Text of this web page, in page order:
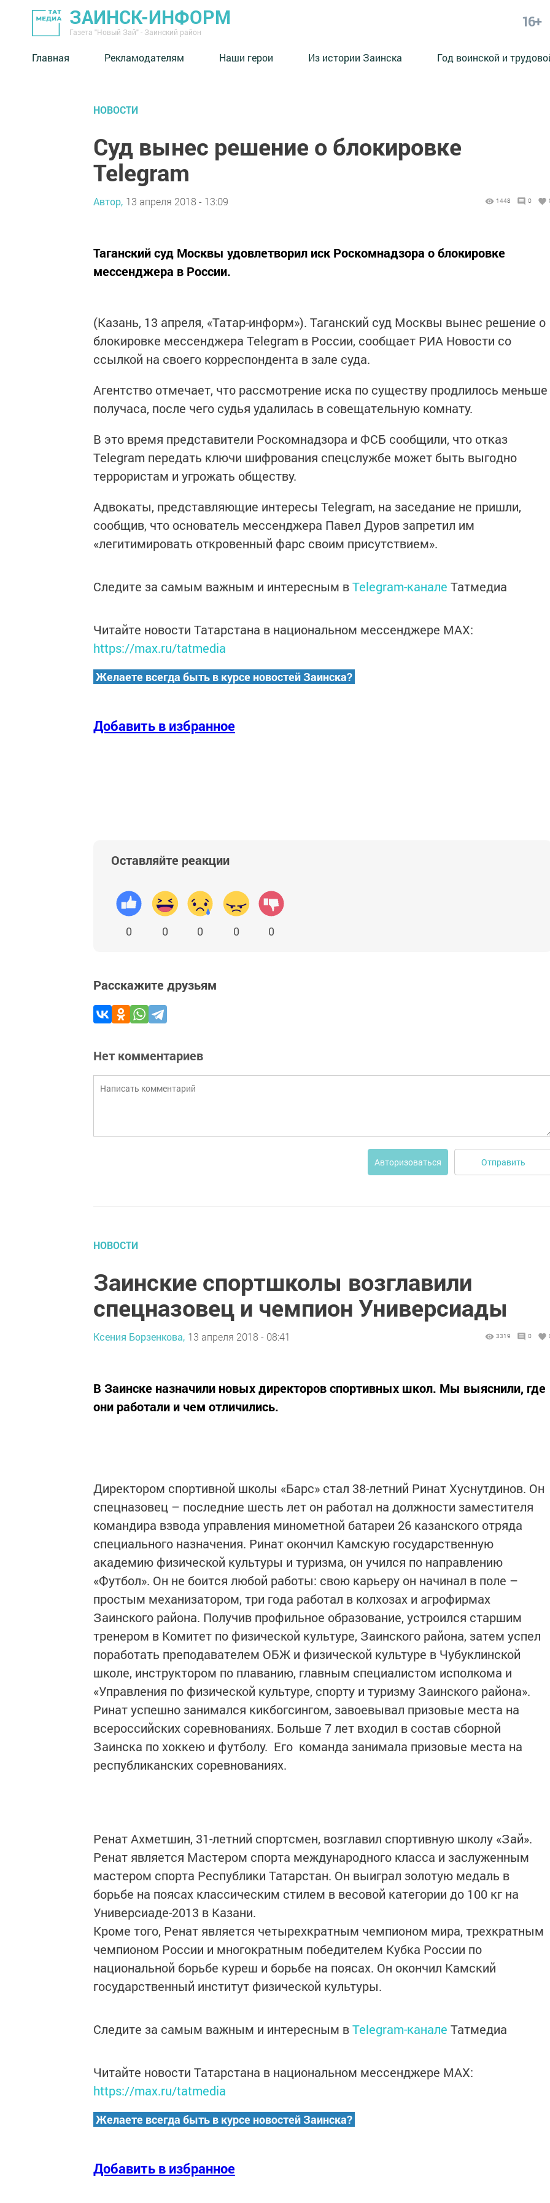
ЗАИНСК-ИНФОРМ
Газета "Новый Зай" - Заинский район
16+
Главная Рекламодателям Наши герои Из истории Заинска Год воинской и
НОВОСТИ
Суд вынес решение о блокировке
Telegram
Автор, 13 апреля 2018 - 13:09 1448 0
Таганский суд Москвы удовлетворил иск Роскомнадзора о блокировке
мессенджера в России.
(Казань, 13 апреля, «Татар-информ»). Таганский суд Москвы вынес решение о
блокировке мессенджера Telegram в России, сообщает РИА Новости со
ссылкой на своего корреспондента в зале суда.
Агентство отмечает, что рассмотрение иска по существу продлилось меньше
получаса, после чего судья удалилась в совещательную комнату.
В это время представители Роскомнадзора и ФСБ сообщили, что отказ
Telegram передать ключи шифрования спецслужбе может быть выгодно
террористам и угрожать обществу.
Адвокаты, представляющие интересы Telegram, на заседание не пришли,
сообщив, что основатель мессенджера Павел Дуров запретил им
«легитимировать откровенный фарс своим присутствием».
Следите за самым важным и интересным вTelegram-канале Татмедиа
Читайте новости Татарстана в национальном мессенджере MАХ:
https://max.ru/tatmedia
Желаете всегда быть в курсе новостей Заинска?
Добавить в избранное
Оставляйте реакции
0 0 0 0 0
Расскажите друзьям
Нет комментариев
Авторизоваться Отправить
НОВОСТИ
Заинские спортшколы возглавили
спецназовец и чемпион Универсиады
Ксения Борзенкова, 13 апреля 2018 - 08:41 3319 0
В Заинске назначили новых директоров спортивных школ. Мы выяснили, где
они работали и чем отличились.
Директором спортивной школы «Барс» стал 38-летний Ринат Хуснутдинов. Он
спецназовец – последние шесть лет он работал на должности заместителя
командира взвода управления минометной батареи 26 казанского отряда
специального назначения. Ринат окончил Камскую государственную
академию физической культуры и туризма, он учился по направлению
«Футбол». Он не боится любой работы: свою карьеру он начинал в поле –
простым механизатором, три года работал в колхозах и агрофирмах
Заинского района. Получив профильное образование, устроился старшим
тренером в Комитет по физической культуре, Заинского района, затем успел
поработать преподавателем ОБЖ и физической культуре в Чубуклинской
школе, инструктором по плаванию, главным специалистом исполкома и
«Управления по физической культуре, спорту и туризму Заинского района».
Ринат успешно занимался кикбогсингом, завоевывал призовые места на
всероссийских соревнованиях. Больше 7 лет входил в состав сборной
Заинска по хоккею и футболу. Его команда занимала призовые места на
республиканских соревнованиях.
Ренат Ахметшин, 31-летний спортсмен, возглавил спортивную школу «Зай».
Ренат является Мастером спорта международного класса и заслуженным
мастером спорта Республики Татарстан. Он выиграл золотую медаль в
борьбе на поясах классическим стилем в весовой категории до 100 кг на
Универсиаде-2013 в Казани.
Кроме того, Ренат является четырехкратным чемпионом мира, трехкратным
чемпионом России и многократным победителем Кубка России по
национальной борьбе куреш и борьбе на поясах. Он окончил Камский
государственный институт физической культуры.
Следите за самым важным и интересным вTelegram-канале Татмедиа
Читайте новости Татарстана в национальном мессенджере MАХ:
https://max.ru/tatmedia
Желаете всегда быть в курсе новостей Заинска?
Добавить в избранное